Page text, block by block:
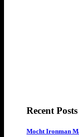
Recent Posts
Mocht Ironman